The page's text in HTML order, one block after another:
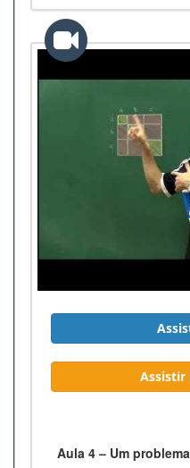
Assistir
Aula 4 – Um